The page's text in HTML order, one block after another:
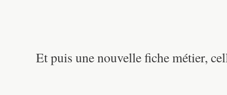
Et puis une nouvelle fiche métier,